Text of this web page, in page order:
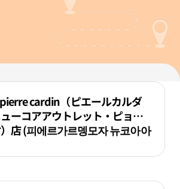
cardin（ピエールカルダ
ーコアアウトレット・ピョン
店 (피에르가르뎅모자 뉴코아아